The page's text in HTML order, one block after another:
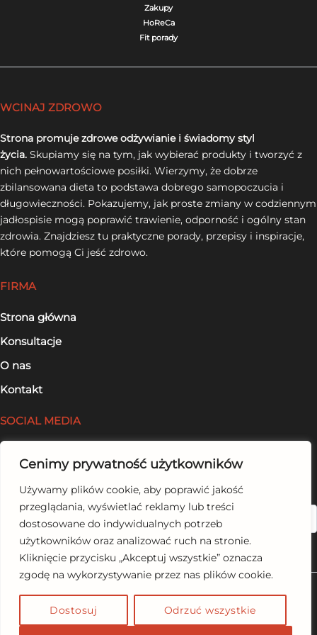
Cenimy prywatność użytkowników
Używamy plików cookie, aby poprawić jakość
przeglądania, wyświetlać reklamy lub treści
dostosowane do indywidualnych potrzeb
użytkowników oraz analizować ruch na stronie.
Kliknięcie przycisku „Akceptuj wszystkie” oznacza
zgodę na wykorzystywanie przez nas plików cookie.
Dostosuj Odrzuć wszystkie
Zakupy
HoReCa
Fit porady
WCINAJ ZDROWO
Strona promuje zdrowe odżywianie i świadomy styl
życia. Skupiamy się na tym, jak wybierać produkty i tworzyć z
nich pełnowartościowe posiłki. Wierzymy, że dobrze
zbilansowana dieta to podstawa dobrego samopoczucia i
długowieczności. Pokazujemy, jak proste zmiany w codziennym
jadłospisie mogą poprawić trawienie, odporność i ogólny stan
zdrowia. Znajdziesz tu praktyczne porady, przepisy i inspiracje,
które pomogą Ci jeść zdrowo.
FIRMA
Strona główna
Konsultacje
O nas
Kontakt
SOCIAL MEDIA
Szukaj